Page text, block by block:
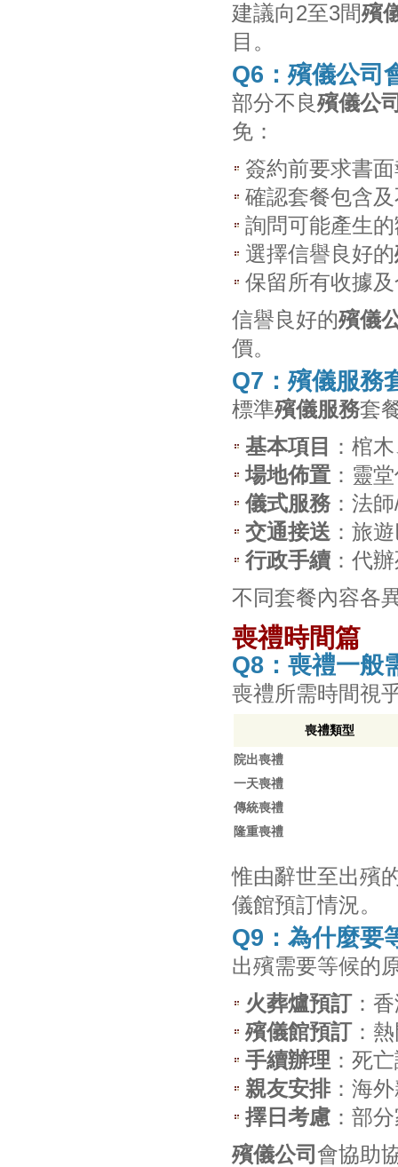
建議向2至3間殯
目。
Q6：殯儀公司
部分不良殯儀公
免：
簽約前要求書
確認套餐包含
詢問可能產生
選擇信譽良好的
保留所有收據
信譽良好的殯儀
價。
Q7：殯儀服務
標準殯儀服務套
基本項目 ：棺
場地佈置 ：靈
儀式服務：法
交通接送 ：旅
行政手續：代
不同套餐內容各
喪禮時間篇
Q8：喪禮一般
喪禮所需時間視
喪禮類型
院出喪禮
一天喪禮
傳統喪禮
隆重喪禮
惟由辭世至出殯
儀館預訂情況。
Q9：為什麼要
出殯需要等候的
火葬爐預訂：
殯儀館預訂：
手續辦理 ：死
親友安排：海
擇日考慮 ：部
殯儀公司 會協助